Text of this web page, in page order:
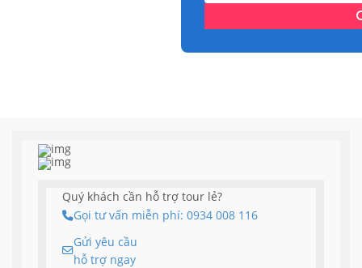
Quý khách cần hỗ trợ tour lẻ?
Gọi tư vấn miễn phí: 0934 008 116
Gửi yêu cầu
hỗ trợ ngay